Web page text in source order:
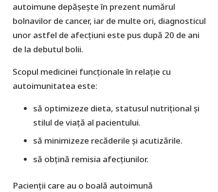
autoimune depășește în prezent numărul
bolnavilor de cancer, iar de multe ori, diagnosticul
unor astfel de afecțiuni este pus după 20 de ani
de la debutul bolii.
Scopul medicinei funcționale în relație cu
autoimunitatea este:
să optimizeze dieta, statusul nutrițional și
stilul de viață al pacientului.
să minimizeze recăderile și acutizările.
să obțină remisia afecțiunilor.
Pacienții care au o boală autoimună